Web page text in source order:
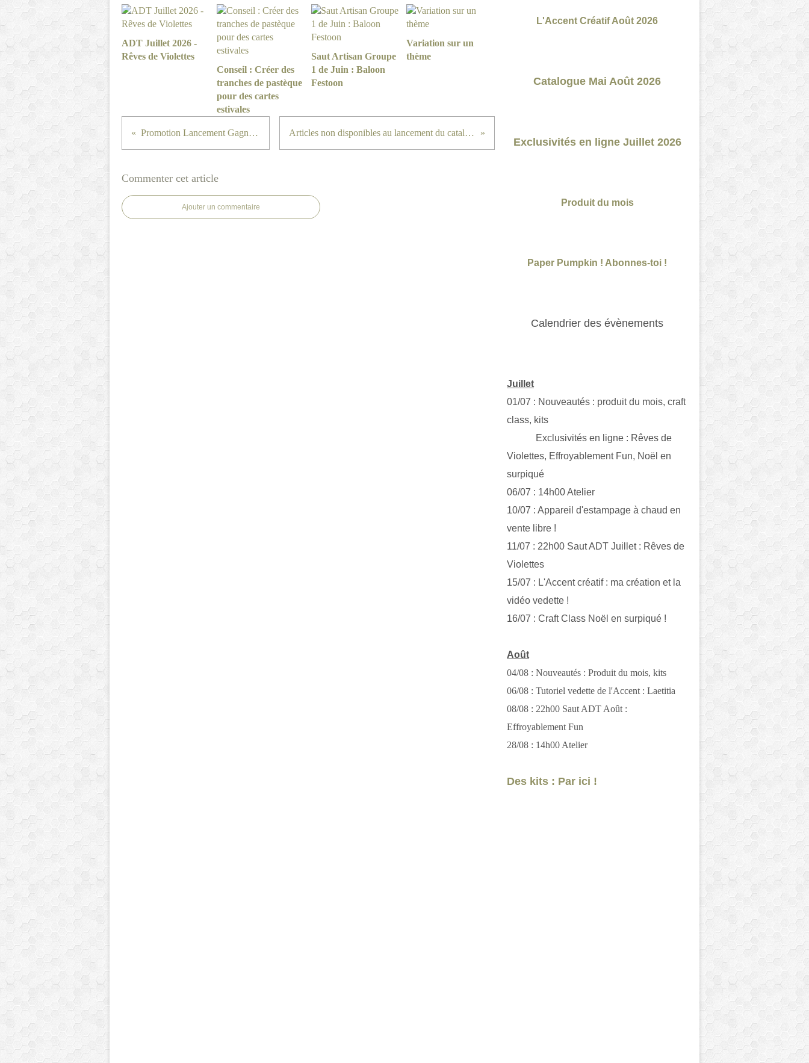
ADT Juillet 2026 -
Rêves de Violettes
Conseil : Créer des
tranches de pastèque
pour des cartes
estivales
Saut Artisan Groupe
1 de Juin : Baloon
Festoon
Variation sur un
thème
Promotion Lancement Gagnant ! Articles non disponibles au lancement du catalogue
Commenter cet article
Ajouter un commentaire
L'Accent Créatif Août 2026
Catalogue Mai Août 2026
Exclusivités en ligne Juillet 2026
Produit du mois
Paper Pumpkin ! Abonnes-toi !
Calendrier des évènements
Juillet
01/07 : Nouveautés : produit du mois, craft
class, kits
Exclusivités en ligne : Rêves de
Violettes, Effroyablement Fun, Noël en
surpiqué
06/07 : 14h00 Atelier
10/07 : Appareil d'estampage à chaud en
vente libre !
11/07 : 22h00 Saut ADT Juillet : Rêves de
Violettes
15/07 : L'Accent créatif : ma création et la
vidéo vedette !
16/07 : Craft Class Noël en surpiqué !
Août
04/08 : Nouveautés : Produit du mois, kits
06/08 : Tutoriel vedette de l'Accent : Laetitia
08/08 : 22h00 Saut ADT Août :
Effroyablement Fun
28/08 : 14h00 Atelier
Des kits : Par ici !